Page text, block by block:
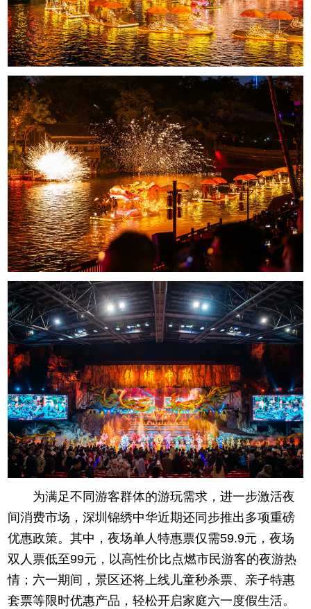
为满足不同游客群体的游玩需求，进一步激活夜
间消费市场，深圳锦绣中华近期还同步推出多项重磅
优惠政策。其中，夜场单人特惠票仅需59.9元，夜场
双人票低至99元，以高性价比点燃市民游客的夜游热
情；六一期间，景区还将上线儿童秒杀票、亲子特惠
套票等限时优惠产品，轻松开启家庭六一度假生活。